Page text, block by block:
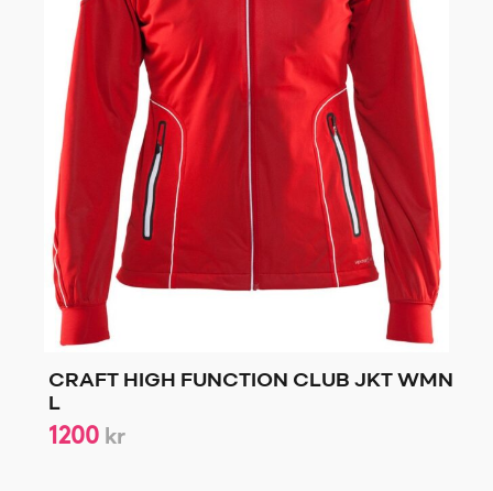
CRAFT HIGH FUNCTION CLUB JKT WMN
L
1200 kr